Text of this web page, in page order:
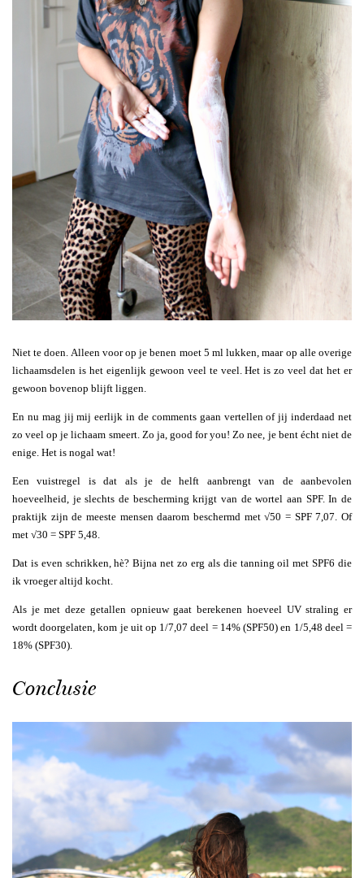
Niet te doen. Alleen voor op je benen moet 5 ml lukken, maar op alle overige
lichaamsdelen is het eigenlijk gewoon veel te veel. Het is zo veel dat het er
gewoon bovenop blijft liggen.
En nu mag jij mij eerlijk in de comments gaan vertellen of jij inderdaad net
zo veel op je lichaam smeert. Zo ja, good for you! Zo nee, je bent écht niet de
enige. Het is nogal wat!
Een vuistregel is dat als je de helft aanbrengt van de aanbevolen
hoeveelheid, je slechts de bescherming krijgt van de wortel aan SPF. In de
praktijk zijn de meeste mensen daarom beschermd met √50 = SPF 7,07. Of
met √30 = SPF 5,48.
Dat is even schrikken, hè? Bijna net zo erg als die tanning oil met SPF6 die
ik vroeger altijd kocht.
Als je met deze getallen opnieuw gaat berekenen hoeveel UV straling er
wordt doorgelaten, kom je uit op 1/7,07 deel = 14% (SPF50) en 1/5,48 deel =
18% (SPF30).
Conclusie